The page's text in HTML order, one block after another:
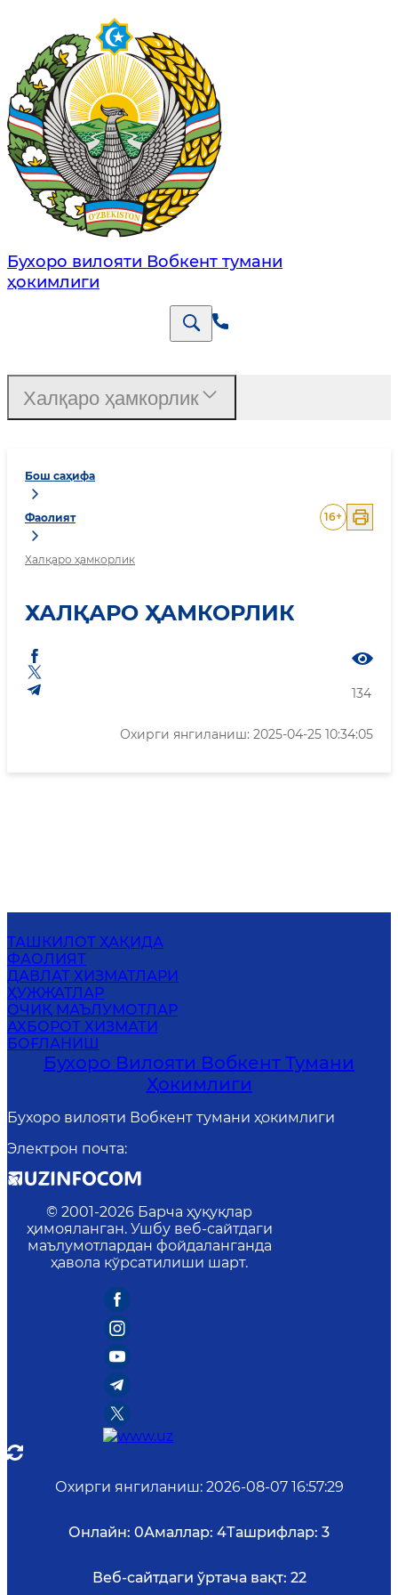
Бухоро вилояти Вобкент тумани
ҳокимлиги
Бош саҳифа
Фаолият
Халқаро ҳамкорлик
16+
ХАЛҚАРО ҲАМКОРЛИК
134
Охирги янгиланиш: 2025-04-25 10:34:05
Халқаро ҳамкорлик
ТАШКИЛОТ ҲАҚИДА
ФАОЛИЯТ
ДАВЛАТ ХИЗМАТЛАРИ
ҲУЖЖАТЛАР
ОЧИҚ МАЪЛУМОТЛАР
АХБОРОТ ХИЗМАТИ
БОҒЛАНИШ
Бухоро Вилояти Вобкент Тумани
Ҳокимлиги
Бухоро вилояти Вобкент тумани ҳокимлиги
Электрон почта:
© 2001-2026 Барча ҳуқуқлар
ҳимояланган. Ушбу веб-сайтдаги
маълумотлардан фойдаланганда
ҳавола кўрсатилиши шарт.
Охирги янгиланиш: 2026-08-07 16:57:29
Онлайн: 0Амаллар: 4Ташрифлар: 3
Веб-сайтдаги ўртача вақт: 22